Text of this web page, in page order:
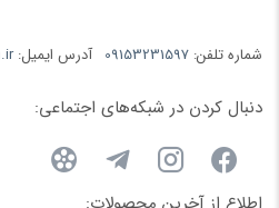
شماره تلفن: 09153231597 آدرس ایمیل:
دنبال کردن در شبکه‌های اجتماعی: